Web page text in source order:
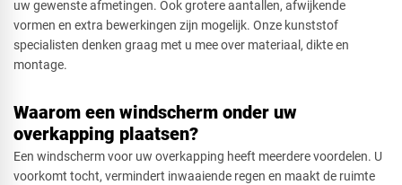
uw gewenste afmetingen. Ook grotere aantallen, afwijkende
vormen en extra bewerkingen zijn mogelijk. Onze kunststof
specialisten denken graag met u mee over materiaal, dikte en
montage.
Waarom een windscherm onder uw
overkapping plaatsen?
Een windscherm voor uw overkapping heeft meerdere voordelen. U
voorkomt tocht, vermindert inwaaiende regen en maakt de ruimte